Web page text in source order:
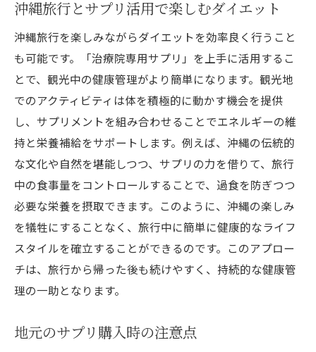
自然の中でサプリを取り入れる利点
沖縄の四季とサプリの相性
自然環境とサプリでストレス軽減
サプリが促進するリラクゼーション効果
サプリを活用した自然療法
治療院専用サプリと運動の相乗効果で沖縄で目
指す理想の体型
サプリとエクササイズのバランス
沖縄のビーチで楽しむ運動法
筋力トレーニングとサプリの組み合わせ
サプリと有酸素運動の効果的活用法
サプリで補強されたトレーニングプラン
沖縄旅行とサプリ活用で楽しむダイエット
沖縄旅行を楽しみながらダイエットを効率良く行うこと
も可能です。「治療院専用サプリ」を上手に活用するこ
とで、観光中の健康管理がより簡単になります。観光地
でのアクティビティは体を積極的に動かす機会を提供
し、サプリメントを組み合わせることでエネルギーの維
持と栄養補給をサポートします。例えば、沖縄の伝統的
な文化や自然を堪能しつつ、サプリの力を借りて、旅行
中の食事量をコントロールすることで、過食を防ぎつつ
必要な栄養を摂取できます。このように、沖縄の楽しみ
を犠牲にすることなく、旅行中に簡単に健康的なライフ
スタイルを確立することができるのです。このアプロー
チは、旅行から帰った後も続けやすく、持続的な健康管
理の一助となります。
地元のサプリ購入時の注意点